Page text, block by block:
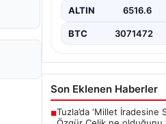
ALTIN 6516.6
BTC 3071472
Son Eklenen Haberler
■Tuzla’da ‘Millet İradesine